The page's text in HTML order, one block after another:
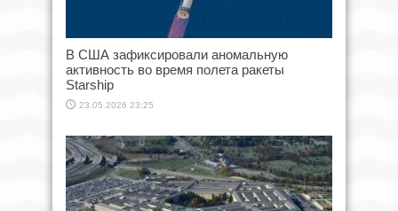
В США зафиксировали аномальную
активность во время полета ракеты
Starship
23.05.2026 23:25